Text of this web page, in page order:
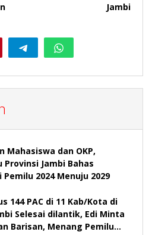
Jambi
Mahasiswa dan OKP,
Provinsi Jambi Bahas
Pemilu 2024 Menuju 2029
144 PAC di 11 Kab/Kota di
Selesai dilantik, Edi Minta
Barisan, Menang Pemilu